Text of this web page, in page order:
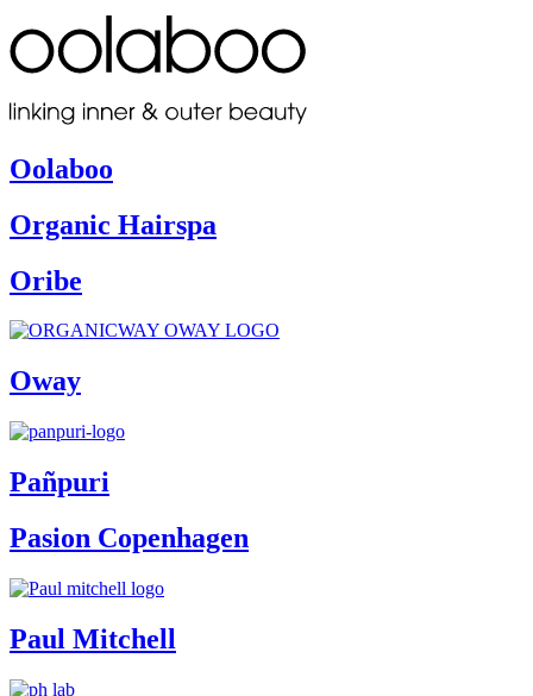
Oolaboo
Organic Hairspa
Oribe
Oway
Pañpuri
Pasion Copenhagen
Paul Mitchell